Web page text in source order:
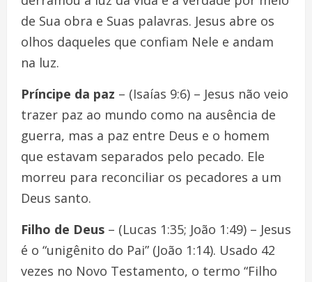
de Sua obra e Suas palavras. Jesus abre os
olhos daqueles que confiam Nele e andam
na luz.
Príncipe da paz – (Isaías 9:6) – Jesus não veio
trazer paz ao mundo como na ausência de
guerra, mas a paz entre Deus e o homem
que estavam separados pelo pecado. Ele
morreu para reconciliar os pecadores a um
Deus santo.
Filho de Deus – (Lucas 1:35; João 1:49) – Jesus
é o “unigênito do Pai” (João 1:14). Usado 42
vezes no Novo Testamento, o termo “Filho